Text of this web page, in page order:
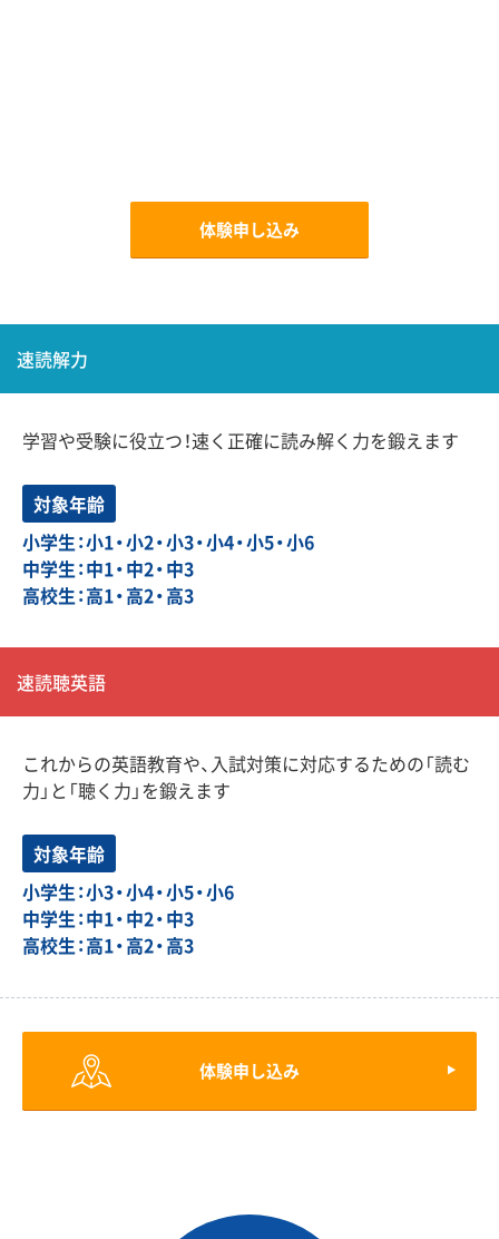
体験申し込み
速読解力
学習や受験に役立つ！速く正確に読み解く力を鍛えます
対象年齢
小学生：小1・小2・小3・小4・小5・小6
中学生：中1・中2・中3
高校生：高1・高2・高3
速読聴英語
これからの英語教育や、入試対策に対応するための「読む
力」と「聴く力」を鍛えます
対象年齢
小学生：小3・小4・小5・小6
中学生：中1・中2・中3
高校生：高1・高2・高3
体験申し込み